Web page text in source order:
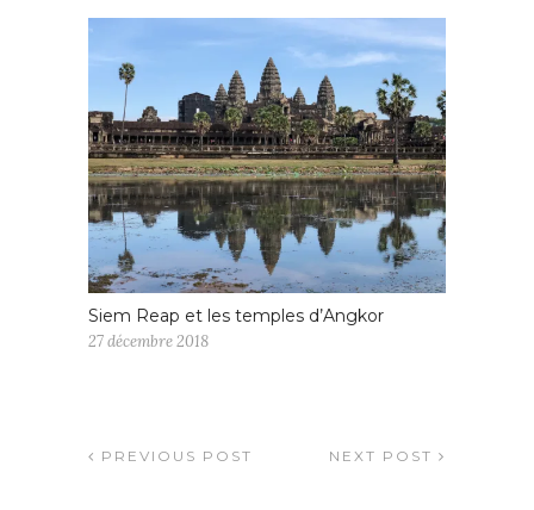
Siem Reap et les temples d’Angkor
27 décembre 2018
PREVIOUS POST NEXT POST